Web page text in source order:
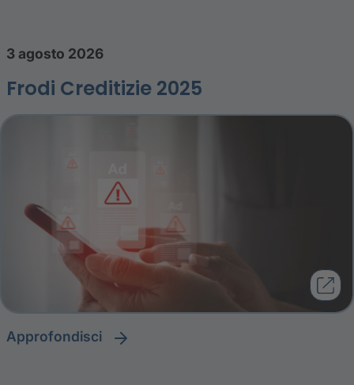
3 agosto 2026
Frodi Creditizie 2025
approfondisci